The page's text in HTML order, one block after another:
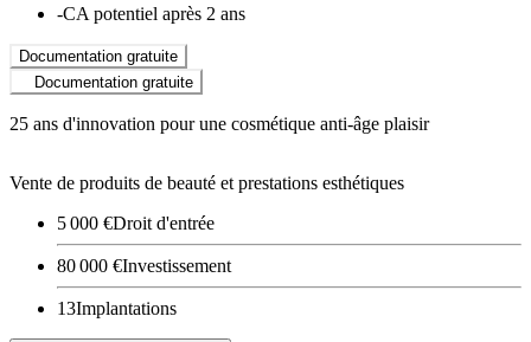
-CA potentiel après 2 ans
Documentation gratuite
Documentation gratuite
25 ans d'innovation pour une cosmétique anti-âge plaisir
Vente de produits de beauté et prestations esthétiques
5 000 €Droit d'entrée
80 000 €Investissement
13Implantations